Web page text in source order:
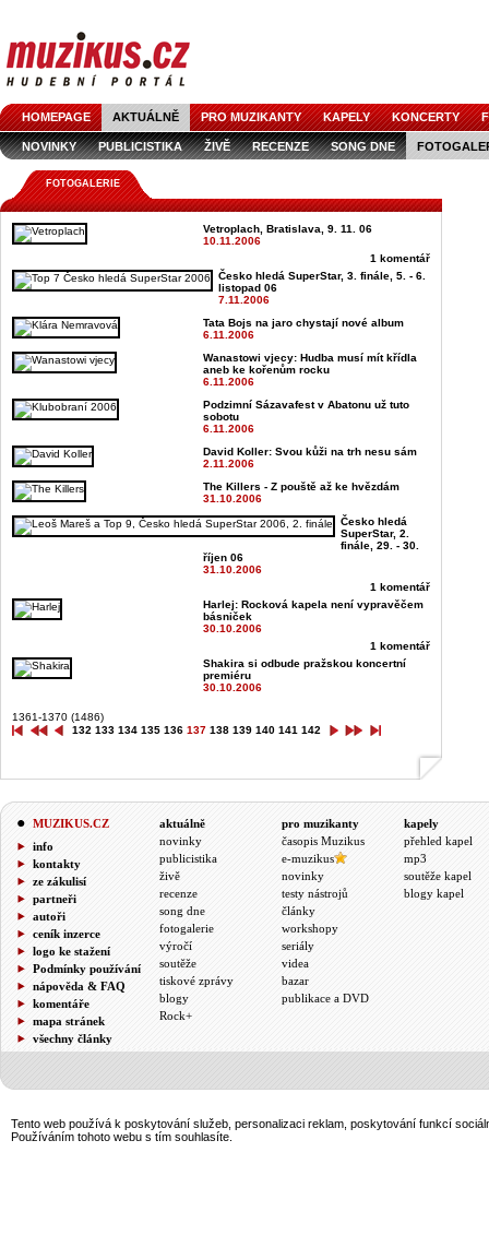
HOMEPAGE AKTUÁLNĚ PRO MUZIKANTY KAPELY KONCERTY
NOVINKY PUBLICISTIKA ŽIVĚ RECENZE SONG DNE
FOTOGALERIE
Vetroplach, Bratislava, 9. 11. 06
10.11.2006
1 komentář
Česko hledá SuperStar, 3. finále, 5. - 6.
listopad 06
7.11.2006
Tata Bojs na jaro chystají nové album
6.11.2006
Wanastowi vjecy: Hudba musí mít křídla
aneb ke kořenům rocku
6.11.2006
Podzimní Sázavafest v Abatonu už tuto
sobotu
6.11.2006
David Koller: Svou kůži na trh nesu sám
2.11.2006
The Killers - Z pouště až ke hvězdám
31.10.2006
Česko hledá
SuperStar, 2.
finále, 29. - 30.
říjen 06
31.10.2006
1 komentář
Harlej: Rocková kapela není vypravěčem
básniček
30.10.2006
1 komentář
Shakira si odbude pražskou koncertní
premiéru
30.10.2006
1361-1370 (1486)
132 133 134 135 136 137 138 139 140 141 142
MUZIKUS.CZ
info
kontakty
ze zákulisí
partneři
autoři
ceník inzerce
logo ke stažení
Podmínky používání
nápověda & FAQ
komentáře
mapa stránek
všechny články
aktuálně
novinky
publicistika
živě
recenze
song dne
fotogalerie
výročí
soutěže
tiskové zprávy
blogy
Rock+
pro muzikanty
časopis Muzikus
e-muzikus
novinky
testy nástrojů
články
workshopy
seriály
videa
bazar
publikace a DVD
kapely
přehled kapel
mp3
soutěže kapel
blogy kapel
Tento web používá k poskytování služeb, personalizaci reklam, poskytování funkcí
Používáním tohoto webu s tím souhlasíte.